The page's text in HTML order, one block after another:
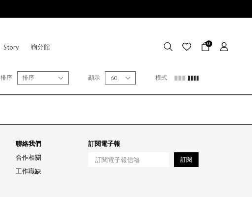
0
Story 狗分館
排序 排序 顯示 60 模式
聯絡我們
合作相關
工作職缺
訂閱電子報
訂閱